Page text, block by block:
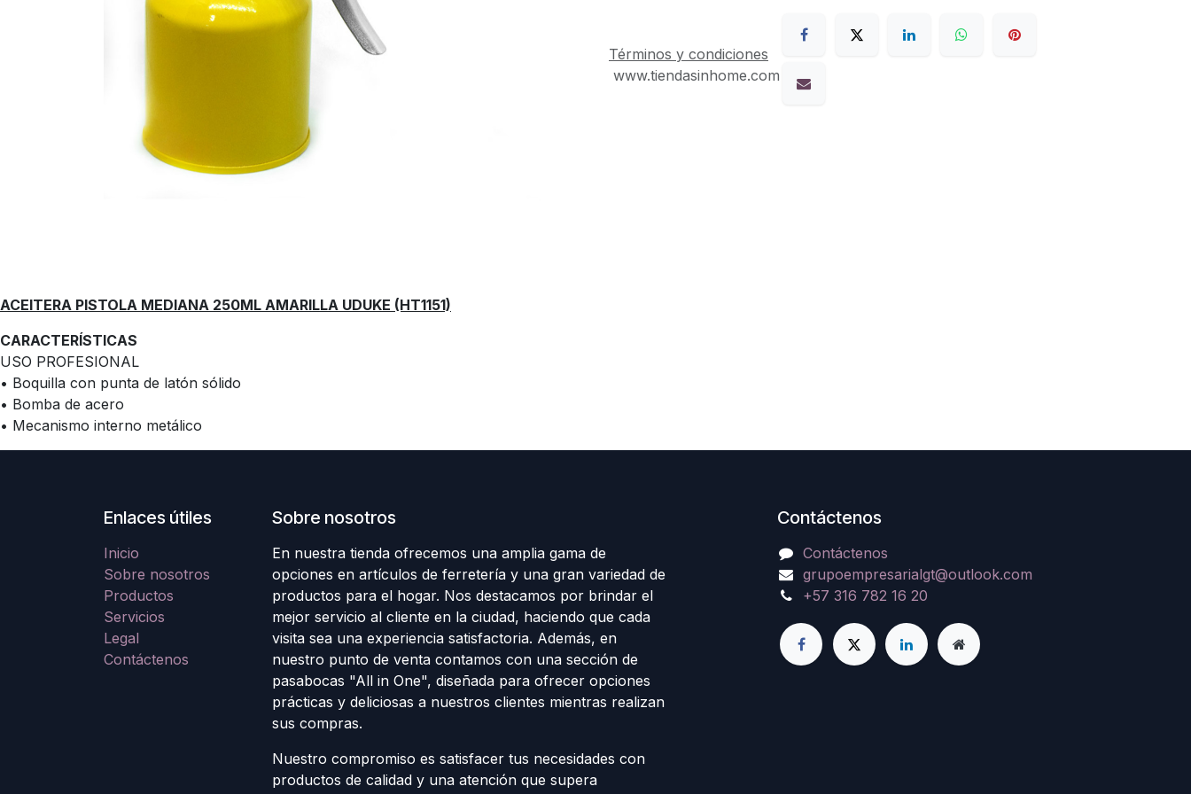
Términos y condiciones
www.tiendasinhome.com
ACEITERA PISTOLA MEDIANA 250ML AMARILLA UDUKE (HT1151)
CARACTERÍSTICAS
USO PROFESIONAL
• Boquilla con punta de latón sólido
• Bomba de acero
• Mecanismo interno metálico
Enlaces útiles
Inicio
Sobre nosotros
Productos
Servicios
Legal
Contáctenos
Sobre nosotros
En nuestra tienda ofrecemos una amplia gama de
opciones en artículos de ferretería y una gran variedad de
productos para el hogar. Nos destacamos por brindar el
mejor servicio al cliente en la ciudad, haciendo que cada
visita sea una experiencia satisfactoria. Además, en
nuestro punto de venta contamos con una sección de
pasabocas "All in One", diseñada para ofrecer opciones
prácticas y deliciosas a nuestros clientes mientras realizan
sus compras.
Nuestro compromiso es satisfacer tus necesidades con
productos de calidad y una atención que supera
Contáctenos
Contáctenos
grupoempresarialgt@outlook.com
+57 316 782 16 20